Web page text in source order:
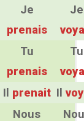
Je
prenais
Je
Tu
prenais
Tu
Il prenait Il
Nous